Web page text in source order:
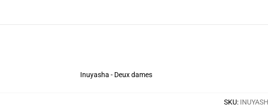
Inuyasha - Deux dames
SKU: